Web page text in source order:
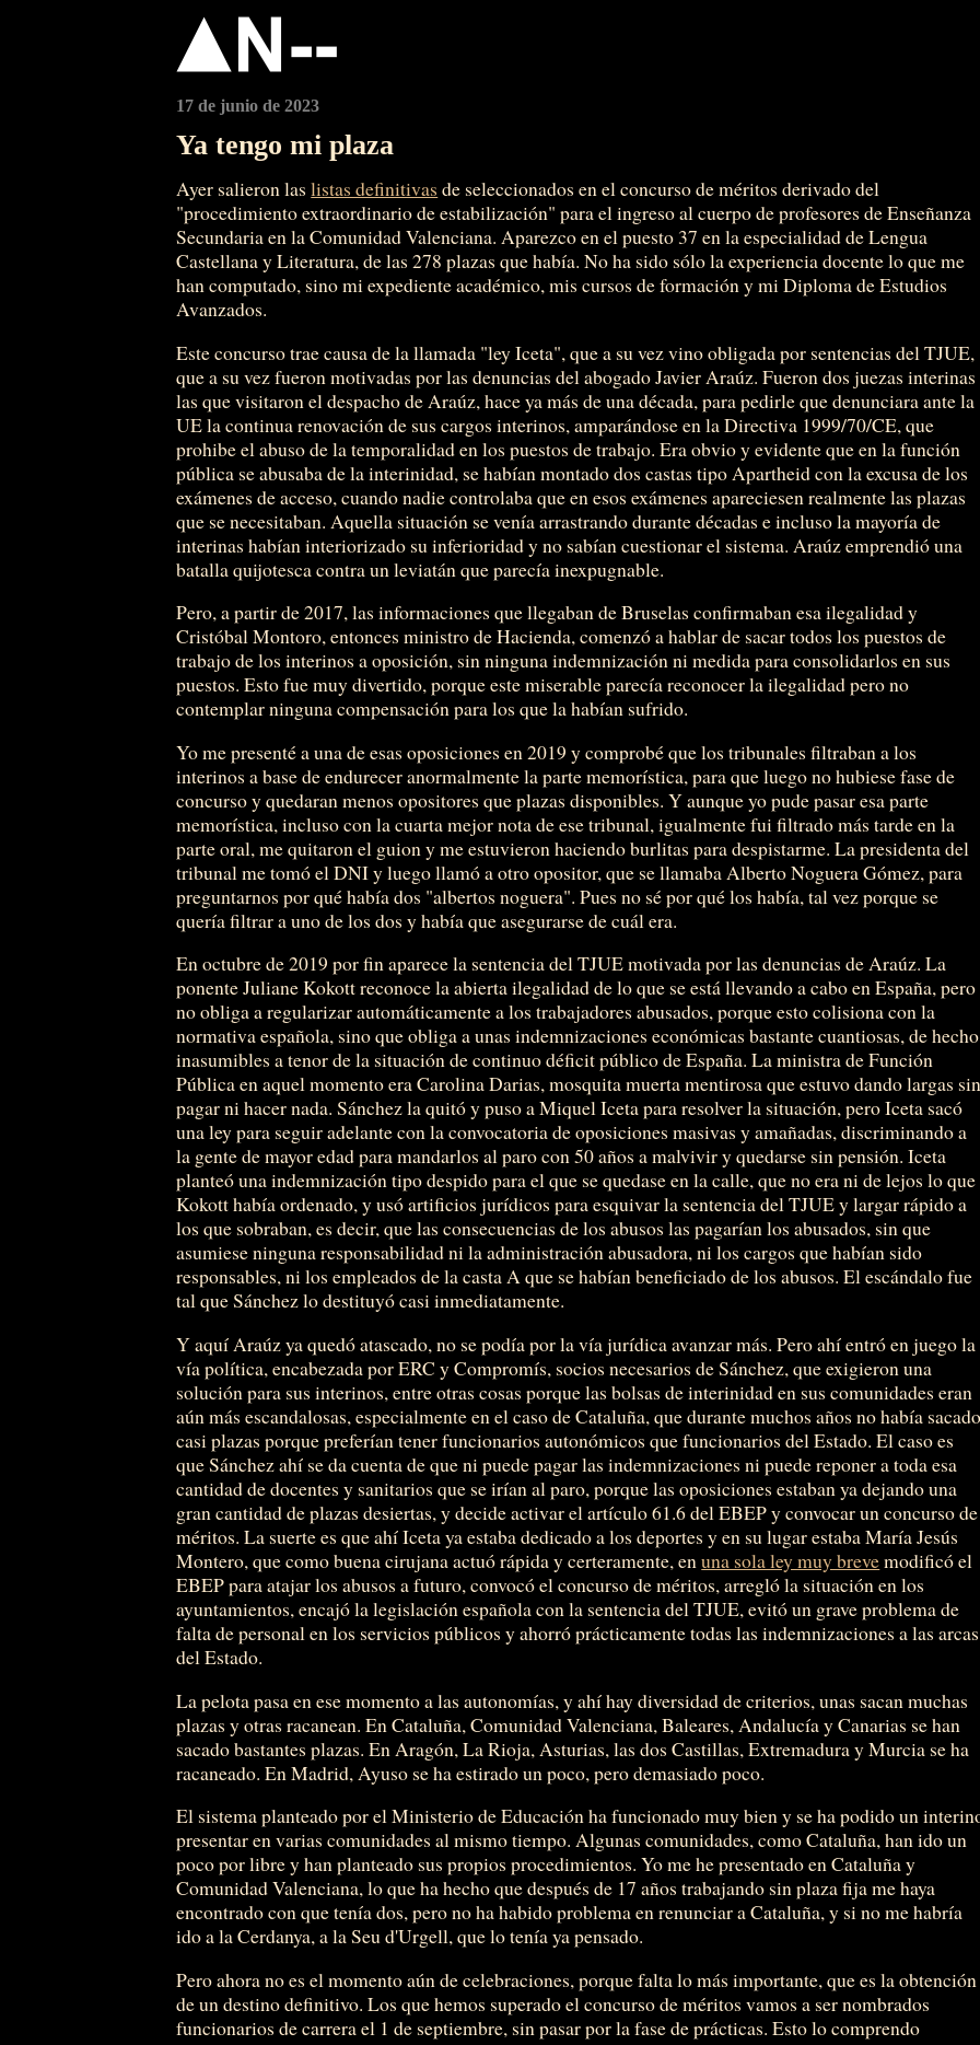
17 de junio de 2023
Ya tengo mi plaza
Ayer salieron laslistas definitivas de seleccionados en el concurso de méritos derivado del
"procedimiento extraordinario de estabilización" para el ingreso al cuerpo de profesores de Enseñanza
Secundaria en la Comunidad Valenciana. Aparezco en el puesto 37 en la especialidad de Lengua
Castellana y Literatura, de las 278 plazas que había. No ha sido sólo la experiencia docente lo que me
han computado, sino mi expediente académico, mis cursos de formación y mi Diploma de Estudios
Avanzados.
Este concurso trae causa de la llamada "ley Iceta", que a su vez vino obligada por sentencias del TJUE,
que a su vez fueron motivadas por las denuncias del abogado Javier Araúz. Fueron dos juezas interinas
las que visitaron el despacho de Araúz, hace ya más de una década, para pedirle que denunciara ante la
UE la continua renovación de sus cargos interinos, amparándose en la Directiva 1999/70/CE, que
prohibe el abuso de la temporalidad en los puestos de trabajo. Era obvio y evidente que en la función
pública se abusaba de la interinidad, se habían montado dos castas tipo Apartheid con la excusa de los
exámenes de acceso, cuando nadie controlaba que en esos exámenes apareciesen realmente las plazas
que se necesitaban. Aquella situación se venía arrastrando durante décadas e incluso la mayoría de
interinas habían interiorizado su inferioridad y no sabían cuestionar el sistema. Araúz emprendió una
batalla quijotesca contra un leviatán que parecía inexpugnable.
Pero, a partir de 2017, las informaciones que llegaban de Bruselas confirmaban esa ilegalidad y
Cristóbal Montoro, entonces ministro de Hacienda, comenzó a hablar de sacar todos los puestos de
trabajo de los interinos a oposición, sin ninguna indemnización ni medida para consolidarlos en sus
puestos. Esto fue muy divertido, porque este miserable parecía reconocer la ilegalidad pero no
contemplar ninguna compensación para los que la habían sufrido.
Yo me presenté a una de esas oposiciones en 2019 y comprobé que los tribunales filtraban a los
interinos a base de endurecer anormalmente la parte memorística, para que luego no hubiese fase de
concurso y quedaran menos opositores que plazas disponibles. Y aunque yo pude pasar esa parte
memorística, incluso con la cuarta mejor nota de ese tribunal, igualmente fui filtrado más tarde en la
parte oral, me quitaron el guion y me estuvieron haciendo burlitas para despistarme. La presidenta del
tribunal me tomó el DNI y luego llamó a otro opositor, que se llamaba Alberto Noguera Gómez, para
preguntarnos por qué había dos "albertos noguera". Pues no sé por qué los había, tal vez porque se
quería filtrar a uno de los dos y había que asegurarse de cuál era.
En octubre de 2019 por fin aparece la sentencia del TJUE motivada por las denuncias de Araúz. La
ponente Juliane Kokott reconoce la abierta ilegalidad de lo que se está llevando a cabo en España, pero
no obliga a regularizar automáticamente a los trabajadores abusados, porque esto colisiona con la
normativa española, sino que obliga a unas indemnizaciones económicas bastante cuantiosas, de hecho
inasumibles a tenor de la situación de continuo déficit público de España. La ministra de Función
Pública en aquel momento era Carolina Darias, mosquita muerta mentirosa que estuvo dando largas
pagar ni hacer nada. Sánchez la quitó y puso a Miquel Iceta para resolver la situación, pero Iceta sacó
una ley para seguir adelante con la convocatoria de oposiciones masivas y amañadas, discriminando a
la gente de mayor edad para mandarlos al paro con 50 años a malvivir y quedarse sin pensión. Iceta
planteó una indemnización tipo despido para el que se quedase en la calle, que no era ni de lejos lo que
Kokott había ordenado, y usó artificios jurídicos para esquivar la sentencia del TJUE y largar rápido a
los que sobraban, es decir, que las consecuencias de los abusos las pagarían los abusados, sin que
asumiese ninguna responsabilidad ni la administración abusadora, ni los cargos que habían sido
responsables, ni los empleados de la casta A que se habían beneficiado de los abusos. El escándalo fue
tal que Sánchez lo destituyó casi inmediatamente.
Y aquí Araúz ya quedó atascado, no se podía por la vía jurídica avanzar más. Pero ahí entró en juego la
vía política, encabezada por ERC y Compromís, socios necesarios de Sánchez, que exigieron una
solución para sus interinos, entre otras cosas porque las bolsas de interinidad en sus comunidades eran
aún más escandalosas, especialmente en el caso de Cataluña, que durante muchos años no había
casi plazas porque preferían tener funcionarios autonómicos que funcionarios del Estado. El caso es
que Sánchez ahí se da cuenta de que ni puede pagar las indemnizaciones ni puede reponer a toda esa
cantidad de docentes y sanitarios que se irían al paro, porque las oposiciones estaban ya dejando una
gran cantidad de plazas desiertas, y decide activar el artículo 61.6 del EBEP y convocar un concurso de
méritos. La suerte es que ahí Iceta ya estaba dedicado a los deportes y en su lugar estaba María Jesús
Montero, que como buena cirujana actuó rápida y certeramente, enuna sola ley muy brevemodificó el
EBEP para atajar los abusos a futuro, convocó el concurso de méritos, arregló la situación en los
ayuntamientos, encajó la legislación española con la sentencia del TJUE, evitó un grave problema de
falta de personal en los servicios públicos y ahorró prácticamente todas las indemnizaciones a las arcas
del Estado.
La pelota pasa en ese momento a las autonomías, y ahí hay diversidad de criterios, unas sacan muchas
plazas y otras racanean. En Cataluña, Comunidad Valenciana, Baleares, Andalucía y Canarias se han
sacado bastantes plazas. En Aragón, La Rioja, Asturias, las dos Castillas, Extremadura y Murcia se ha
racaneado. En Madrid, Ayuso se ha estirado un poco, pero demasiado poco.
El sistema planteado por el Ministerio de Educación ha funcionado muy bien y se ha podido un
presentar en varias comunidades al mismo tiempo. Algunas comunidades, como Cataluña, han ido un
poco por libre y han planteado sus propios procedimientos. Yo me he presentado en Cataluña y
Comunidad Valenciana, lo que ha hecho que después de 17 años trabajando sin plaza fija me haya
encontrado con que tenía dos, pero no ha habido problema en renunciar a Cataluña, y si no me habría
ido a la Cerdanya, a la Seu d'Urgell, que lo tenía ya pensado.
Pero ahora no es el momento aún de celebraciones, porque falta lo más importante, que es la obtención
de un destino definitivo. Los que hemos superado el concurso de méritos vamos a ser nombrados
funcionarios de carrera el 1 de septiembre, sin pasar por la fase de prácticas. Esto lo comprendo